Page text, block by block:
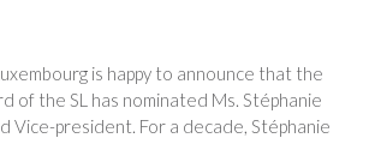
is happy to announce that the
of the SL has nominated Ms. Stéphanie
Vice-president. For a decade, Stéphanie